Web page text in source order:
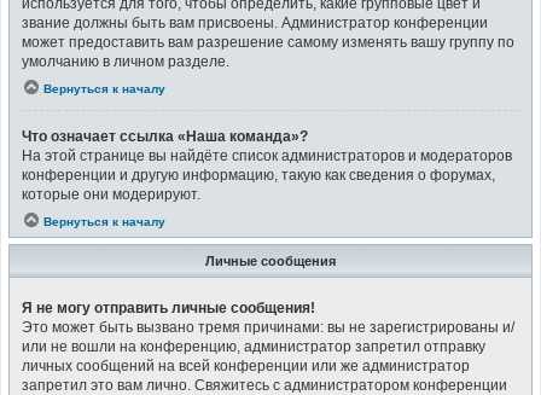
звание должны быть вам присвоены. Администратор конференции
может предоставить вам разрешение самому изменять вашу группу по
умолчанию в личном разделе.
Вернуться к началу
Что означает ссылка «Наша команда»?
На этой странице вы найдёте список администраторов и модераторов
конференции и другую информацию, такую как сведения о форумах,
которые они модерируют.
Вернуться к началу
Личные сообщения
Я не могу отправить личные сообщения!
Это может быть вызвано тремя причинами: вы не зарегистрированы и/
или не вошли на конференцию, администратор запретил отправку
личных сообщений на всей конференции или же администратор
запретил это вам лично. Свяжитесь с администратором конференции